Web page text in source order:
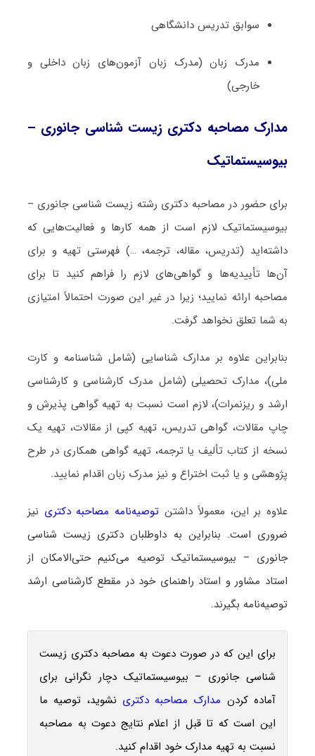
سوابق تدریس دانشگاهی
مدرک زبان (مدرک زبان آزمون‌های زبان داخلی و
خارجی)
مدارک مصاحبه دکتری زیست ‌شناسی جانوری –
بیوسیستماتیک
برای حضور در مصاحبه دکتری رشته زیست ‌شناسی جانوری –
بیوسیستماتیک لازم است از همه کارها و فعالیت‌هایی که
داشته‌اید (تدریس، مقاله، ترجمه، …) فهرستی تهیه و برای
آن‌ها تأییدیه‌ها و گواهی‌های لازم را فراهم کنید تا برای
مصاحبه ارائه نمایید؛ زیرا در غیر این صورت احتمالاً امتیازی
به شما تعلق نخواهد گرفت.
بنابراین علاوه بر مدارک شناسایی (شامل شناسنامه و کارت
ملی)، مدارک تحصیلی (شامل مدرک کارشناسی و کارشناسی
ارشد و ریزنمرات)، لازم است نسبت به تهیه گواهی پذیرش و
چاپ مقالات، گواهی تدریس، تهیه کپی از مقالات، تهیه یک
نسخه از کتاب تألیف یا ترجمه، تهیه گواهی همکاری در طرح
پژوهشی و یا ثبت اختراع و نیز مدرک زبان اقدام نمایید.
علاوه بر این، معمولاً داشتنتوصیه‌نامه مصاحبه دکتری نیز
ضروری است. بنابراین به داوطلبان دکتری زیست ‌شناسی
جانوری – بیوسیستماتیک توصیه می‌کنیم حتی‌الامکان از
استاد مشاور و استاد راهنمای خود در مقطع کارشناسی ارشد
توصیه‌نامه بگیرند.
برای این که در صورت دعوت به مصاحبه دکتری زیست
‌شناسی جانوری – بیوسیستماتیک دچار نگرانی برای
آماده کردن مدارک مصاحبه دکتری نشوید، توصیه ما
این است که تا قبل از اعلام نتایج دعوت به مصاحبه
نسبت به تهیه مدارک خود اقدام کنید.